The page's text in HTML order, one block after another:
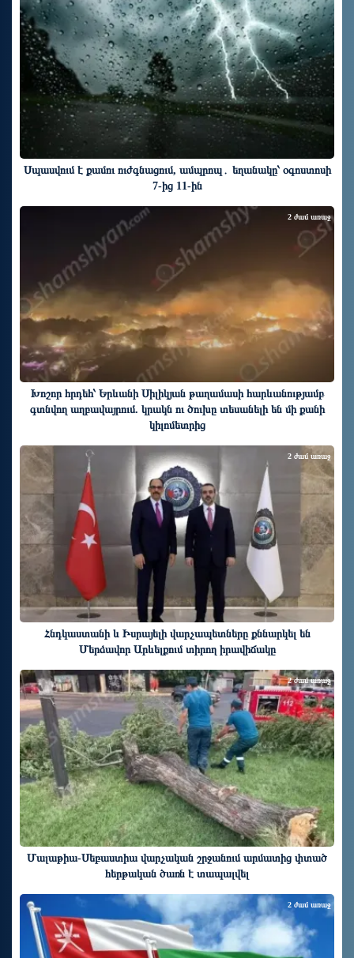
Սպասվում է քամու ուժգնացում, ամպրոպ․ եղանակը՝ օգոստոսի
7-ից 11-ին
Խոշոր հրդեհ՝ Երևանի Սիլիկյան թաղամասի հարևանությամբ
գտնվող աղբավայրում. կրակն ու ծուխը տեսանելի են մի քանի
կիլոմետրից
2 ժամ առաջ
Հնդկաստանի և Իսրայելի վարչապետները քննարկել են
Մերձավոր Արևելքում տիրող իրավիճակը
2 ժամ առաջ
Մալաթիա-Սեբաստիա վարչական շրջանում արմատից փտած
հերթական ծառն է տապալվել
2 ժամ առաջ
2 ժամ առաջ